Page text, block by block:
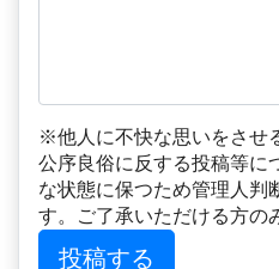
※他人に不快な思いをさせ
公序良俗に反する投稿等に
な状態に保つため管理人判
す。ご了承いただける方の
投稿する